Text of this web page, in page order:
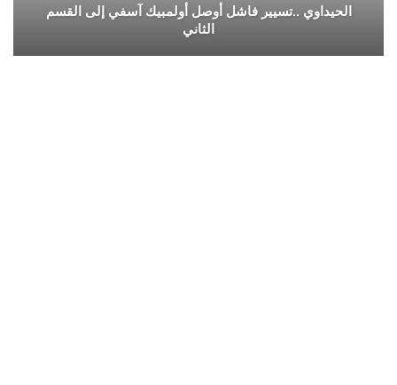
الحيداوي ..تسيير فاشل أوصل أولمبيك آسفي إلى القسم
الثاني